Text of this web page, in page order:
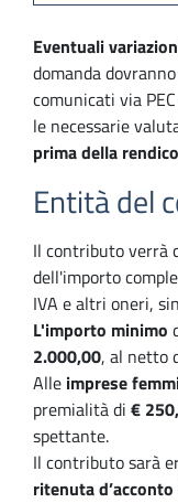
Eventuali
domanda
comunicati via
le necessarie
prima della
Entità del
Il contributo verrà
dell'importo
IVA e altri oneri,
L'importo minimo
2.000,00, al netto
Alle imprese
premialità di €
spettante.
Il contributo sarà
ritenuta d’acconto